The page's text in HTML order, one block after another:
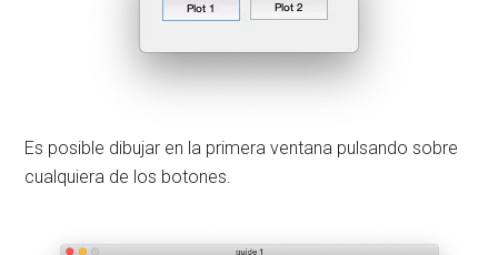
Es posible dibujar en la primera ventana pulsando sobre
cualquiera de los botones.